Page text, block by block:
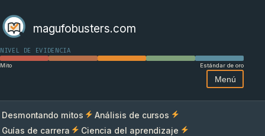
magufobusters.com
NIVEL DE EVIDENCIA
Mito Estándar de oro
Menú
Desmontando mitos
Análisis de cursos
Guías de carrera
Ciencia del aprendizaje